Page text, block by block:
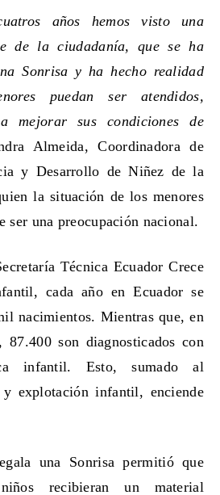
años hemos visto una
de la ciudadanía, que se ha
Sonrisa y ha hecho realidad
puedan ser atendidos,
mejorar sus condiciones de
Almeida, Coordinadora de
y Desarrollo de Niñez de la
la situación de los menores
ser una preocupación nacional.
Técnica Ecuador Crece
cada año en Ecuador se
nacimientos. Mientras que, en
87.400 son diagnosticados con
infantil. Esto, sumado al
explotación infantil, enciende
una Sonrisa permitió que
recibieran un material